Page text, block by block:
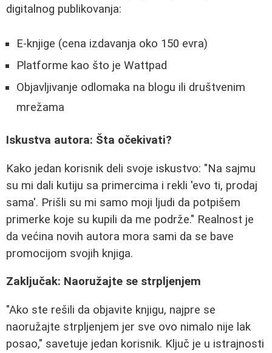
digitalnog publikovanja:
E-knjige (cena izdavanja oko 150 evra)
Platforme kao što je Wattpad
Objavljivanje odlomaka na blogu ili društvenim
mrežama
Iskustva autora: Šta očekivati?
Kako jedan korisnik deli svoje iskustvo: "Na sajmu
su mi dali kutiju sa primercima i rekli 'evo ti, prodaj
sama'. Prišli su mi samo moji ljudi da potpišem
primerke koje su kupili da me podrže." Realnost je
da većina novih autora mora sami da se bave
promocijom svojih knjiga.
Zaključak: Naoružajte se strpljenjem
"Ako ste rešili da objavite knjigu, najpre se
naoružajte strpljenjem jer sve ovo nimalo nije lak
posao," savetuje jedan korisnik. Ključ je u istrajnosti